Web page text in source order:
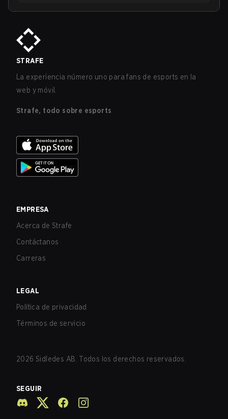
STRAFE
La experiencia número uno para fans de esports en la
web y móvil.
Strafe, todo sobre esports
EMPRESA
Acerca de Strafe
Contáctanos
Carreras
LEGAL
Política de privacidad
Términos de servicio
2026 Sidledes AB. Todos los derechos reservados.
SEGUIR